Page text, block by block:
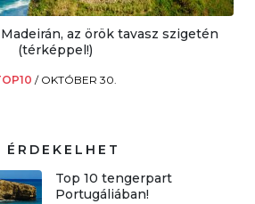
az örök tavasz szigetén
(térképpel!)
/ OKTÓBER 30.
Top 10 tengerpart
Portugáliában!